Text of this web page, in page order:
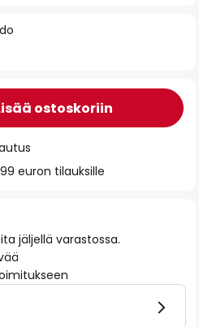
ostoskoriin
euron tilauksille
jäljellä varastossa.